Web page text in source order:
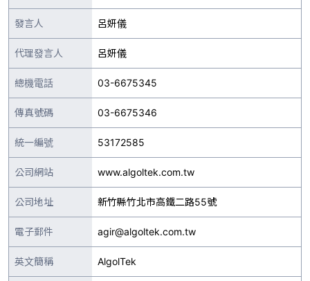
發言人 呂妍儀
代理發言人 呂妍儀
總機電話 03-6675345
傳真號碼 03-6675346
統一編號 53172585
公司網站 www.algoltek.com.tw
公司地址 新竹縣竹北市高鐵二路55號
電子郵件 agir@algoltek.com.tw
英文簡稱 AlgolTek